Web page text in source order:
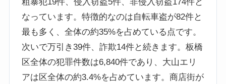
粗暴犯19件、侵入窃盗5件、非侵入窃盗174件と
なっています。特徴的なのは自転車盗が82件と
最も多く、全体の約35%を占めている点です。
次いで万引き39件、詐欺14件と続きます。板橋
区全体の犯罪件数は6,840件であり、大山エリ
アは区全体の約3.4%を占めています。商店街が